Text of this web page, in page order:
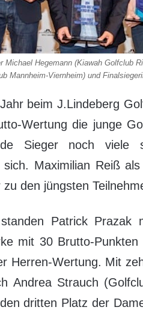
Michael Hegemann (Kiawah Golfclub
Mannheim-Viernheim) und
beim J.Lindeberg
Wertung die junge
Sieger noch viele
sich. Maximilian Reiß
den jüngsten
Patrick Prazak
mit 30 Brutto-
Herren-Wertung. Mit
Andrea Strauch
dritten Platz der